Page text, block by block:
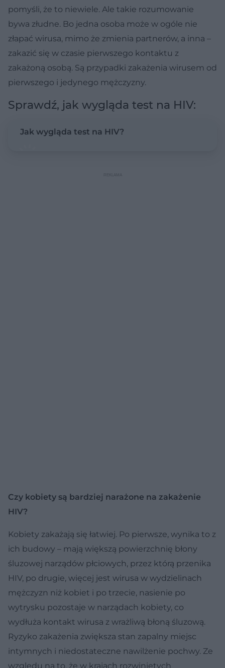
pomyśli, że to niewiele. Ale takie rozumowanie
bywa złudne. Bo jedna osoba może w ogóle nie
złapać wirusa, mimo że zmienia partnerów, a inna –
zakazić się w czasie pierwszego kontaktu z
zakażoną osobą. Są przypadki zakażenia wirusem od
pierwszego i jedynego mężczyzny.
Sprawdź, jak wygląda test na HIV:
Jak wygląda test na HIV?
Czy kobiety są bardziej narażone na zakażenie
HIV?
Kobiety zakażają się łatwiej. Po pierwsze, wynika to z
ich budowy – mają większą powierzchnię błony
śluzowej narządów płciowych, przez którą przenika
HIV, po drugie, więcej jest wirusa w wydzielinach
mężczyzn niż kobiet i po trzecie, nasienie po
wytrysku pozostaje w narządach kobiety, co
wydłuża kontakt wirusa z wrażliwą błoną śluzową.
Ryzyko zakażenia zwiększa stan zapalny miejsc
intymnych i niedostateczne nawilżenie pochwy. Ze
względu na to, że w krajach rozwiniętych